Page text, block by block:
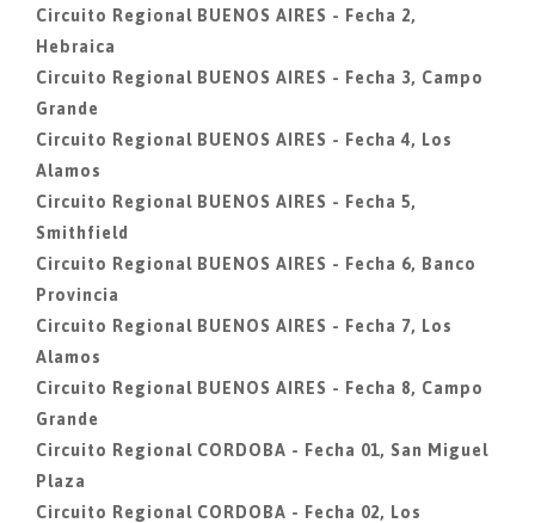
Circuito Regional BUENOS AIRES - Fecha 2,
Hebraica
Circuito Regional BUENOS AIRES - Fecha 3, Campo
Grande
Circuito Regional BUENOS AIRES - Fecha 4, Los
Alamos
Circuito Regional BUENOS AIRES - Fecha 5,
Smithfield
Circuito Regional BUENOS AIRES - Fecha 6, Banco
Provincia
Circuito Regional BUENOS AIRES - Fecha 7, Los
Alamos
Circuito Regional BUENOS AIRES - Fecha 8, Campo
Grande
Circuito Regional CORDOBA - Fecha 01, San Miguel
Plaza
Circuito Regional CORDOBA - Fecha 02, Los